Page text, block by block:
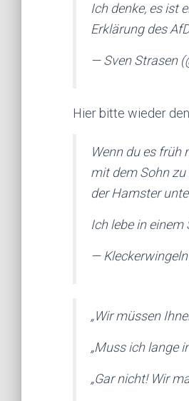
Ich denke, es ist
Erklärung des
— Sven Strasen
Hier bitte wieder
Wenn du es früh
mit dem Sohn
der Hamster
Ich lebe in
—
„Wir müssen
„Muss ich lange
„Gar nicht! Wir